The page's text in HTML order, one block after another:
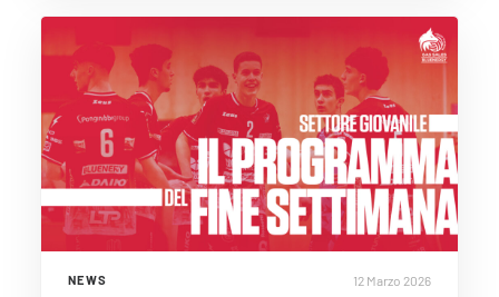
NEWS 12 Marzo 2026